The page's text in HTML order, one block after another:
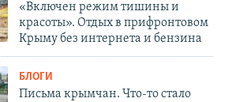
«Включен режим тишины и
красоты». Отдых в прифронтовом
Крыму без интернета и бензина
БЛОГИ
Письма крымчан. Что-то стало